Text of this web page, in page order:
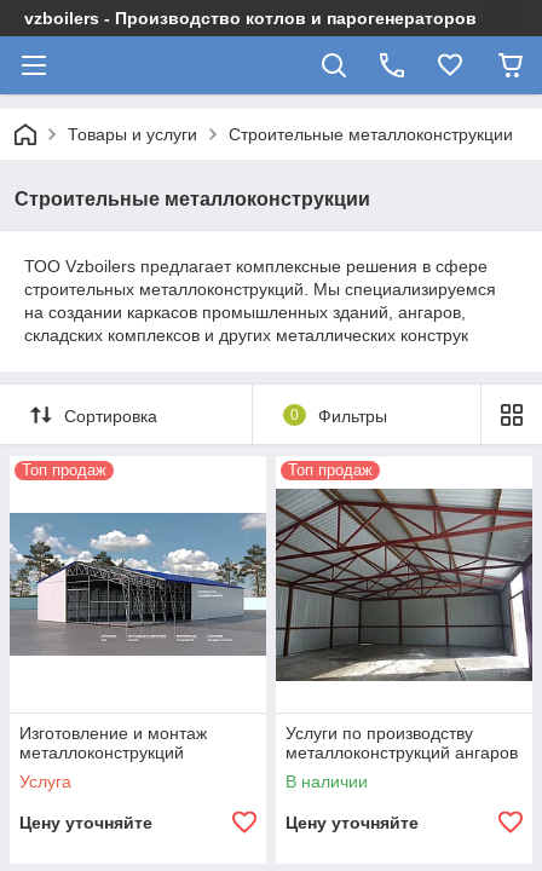
vzboilers - Производство котлов и парогенераторов
Товары и услуги Строительные металлоконструкции
Строительные металлоконструкции
ТОО Vzboilers предлагает комплексные решения в сфере
строительных металлоконструкций. Мы специализируемся
на создании каркасов промышленных зданий, ангаров,
складских комплексов и других металлических конструк
Сортировка 0 Фильтры
Топ продаж
Изготовление и монтаж
металлоконструкций
Услуга
Цену уточняйте
Топ продаж
Услуги по производству
металлоконструкций ангаров
В наличии
Цену уточняйте